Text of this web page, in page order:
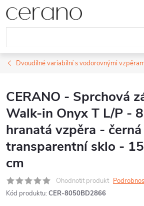
Přejít
na
obsah
Dvoudílné variabilní s vodorovnými
CERANO - Sprchová
Walk-in Onyx T L/P -
hranatá vzpěra -
transparentní sklo -
cm
Ohodnotit produkt
Kód produktu: CER-8050BD2866